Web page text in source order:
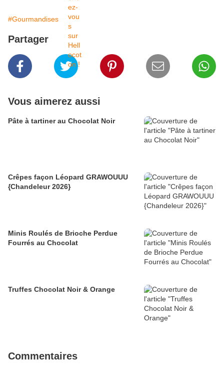
#Gourmandises
Partager
Vous aimerez aussi
Pâte à tartiner au Chocolat Noir
Crêpes façon Léopard GRAWOUUU
{Chandeleur 2026}
Minis Roulés de Brioche Perdue
Fourrés au Chocolat
Truffes Chocolat Noir & Orange
Commentaires